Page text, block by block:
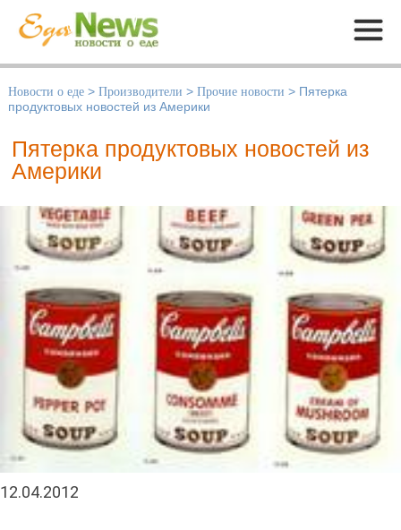
Меню
Новости о еде > Производители > Прочие новости > Пятерка
продуктовых новостей из Америки
Пятерка продуктовых новостей из
Америки
12.04.2012